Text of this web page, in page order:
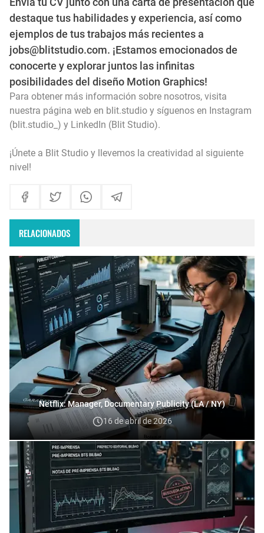
destaque tus habilidades y experiencia, así como
ejemplos de tus trabajos más recientes a
jobs@blitstudio.com. ¡Estamos emocionados de
conocerte y explorar juntos las infinitas
posibilidades del diseño Motion Graphics!
Para obtener más información sobre nosotros, visita
nuestra página web en blit.studio y síguenos en Instagram
(blit.studio_ ) y LinkedIn (Blit Studio).
¡Únete a Blit Studio y llevemos la creatividad al siguiente
nivel!
RELACIONADOS
Netflix: Manager, Documentary Publicity (LA / NY)
16 de abril de 2026